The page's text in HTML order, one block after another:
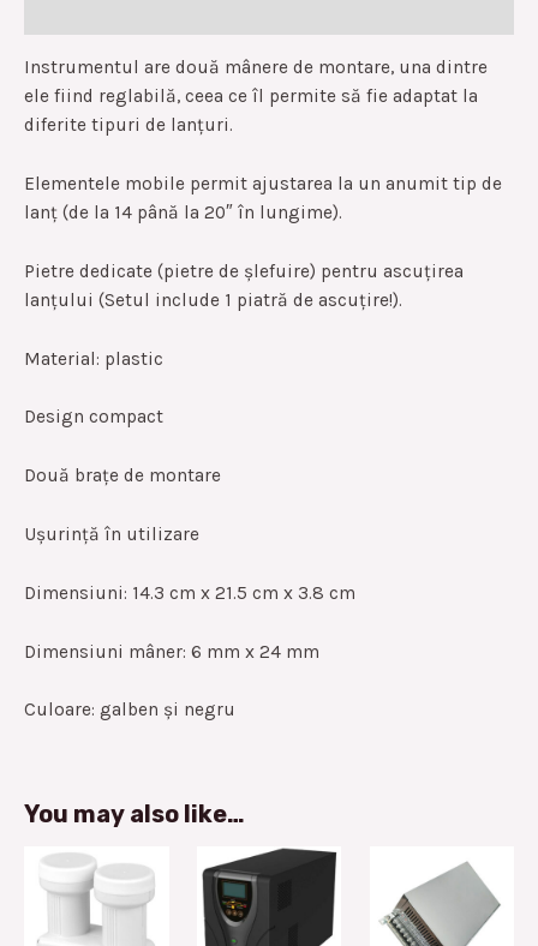
Instrumentul are două mânere de montare, una dintre
ele fiind reglabilă, ceea ce îl permite să fie adaptat la
diferite tipuri de lanțuri.
Elementele mobile permit ajustarea la un anumit tip de
lanț (de la 14 până la 20″ în lungime).
Pietre dedicate (pietre de șlefuire) pentru ascuțirea
lanțului (Setul include 1 piatră de ascuțire!).
Material: plastic
Design compact
Două brațe de montare
Ușurință în utilizare
Dimensiuni: 14.3 cm x 21.5 cm x 3.8 cm
Dimensiuni mâner: 6 mm x 24 mm
Culoare: galben și negru
You may also like…